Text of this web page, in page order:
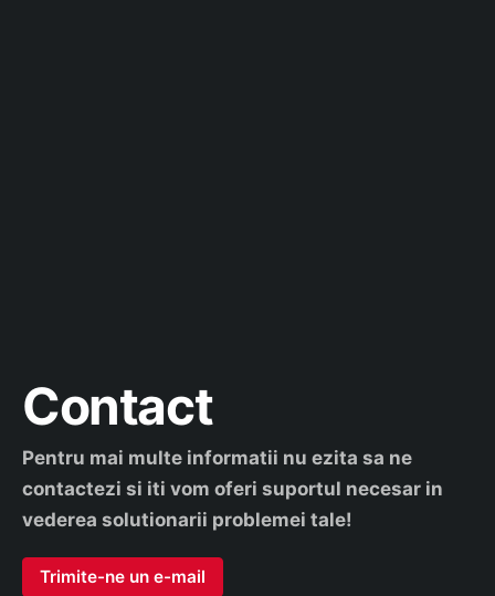
Contact
Pentru mai multe informatii nu ezita sa ne
contactezi si iti vom oferi suportul necesar in
vederea solutionarii problemei tale!
Trimite-ne un e-mail